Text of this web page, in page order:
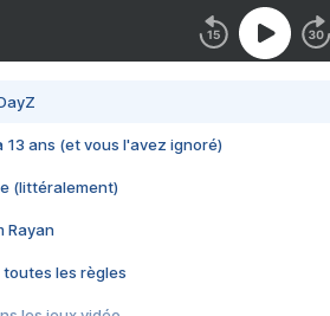
13 ans (et vous l'avez ignoré)
(littéralement)
Rayan
toutes les règles